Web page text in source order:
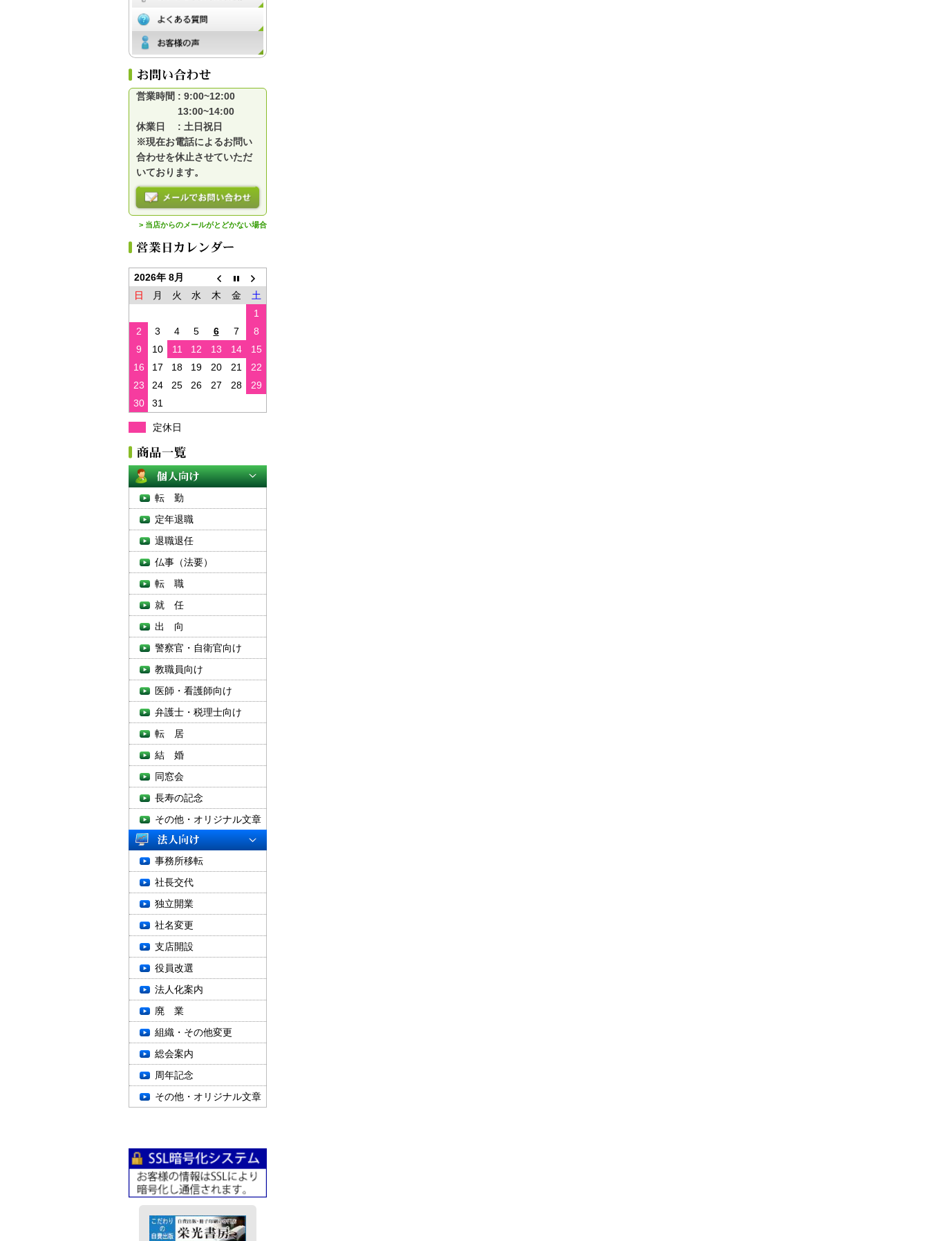
営業時間 : 9:00~12:00
13:00~14:00
休業日 : 土日祝日
※現在お電話によるお問い
合わせを休止させていただ
いております。
> 当店からのメールがとどかない場合
2026年 8月
日
月 火 水 木 金
土
1
2
3 4 5 6 7
8
9
10 11 12 13 14
15
16
17 18 19 20 21
22
23
24 25 26 27 28
29
30
31
定休日
転 勤
定年退職
退職退任
仏事（法要）
転 職
就 任
出 向
警察官・自衛官向け
教職員向け
医師・看護師向け
弁護士・税理士向け
転 居
結 婚
同窓会
長寿の記念
その他・オリジナル文章
事務所移転
社長交代
独立開業
社名変更
支店開設
役員改選
法人化案内
廃 業
組織・その他変更
総会案内
周年記念
その他・オリジナル文章